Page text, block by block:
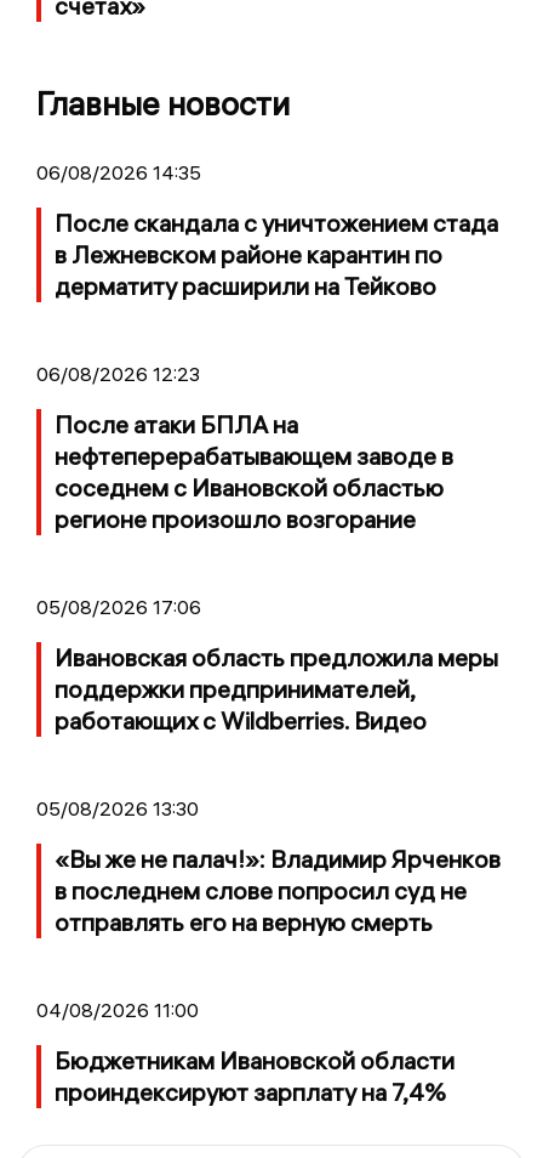
Главные новости
06/08/2026 14:35
После скандала с уничтожением стада
в Лежневском районе карантин по
дерматиту расширили на Тейково
06/08/2026 12:23
После атаки БПЛА на
нефтеперерабатывающем заводе в
соседнем с Ивановской областью
регионе произошло возгорание
05/08/2026 17:06
Ивановская область предложила меры
поддержки предпринимателей,
работающих с Wildberries. Видео
05/08/2026 13:30
«Вы же не палач!»: Владимир Ярченков
в последнем слове попросил суд не
отправлять его на верную смерть
04/08/2026 11:00
Бюджетникам Ивановской области
проиндексируют зарплату на 7,4%